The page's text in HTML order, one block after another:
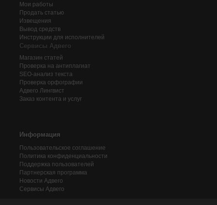
Мои работы
Продать статью
Извещения
Вывод средств
Инструкции для исполнителей
Сервисы Адвего
Магазин статей
Проверка на антиплагиат
SEO-анализ текста
Проверка орфографии
Адвего Лингвист
Заказ контента и услуг
Информация
Пользовательское соглашение
Политика конфиденциальности
Поддержка пользователей
Партнерская программа
Новости Адвего
Сервисы Адвего